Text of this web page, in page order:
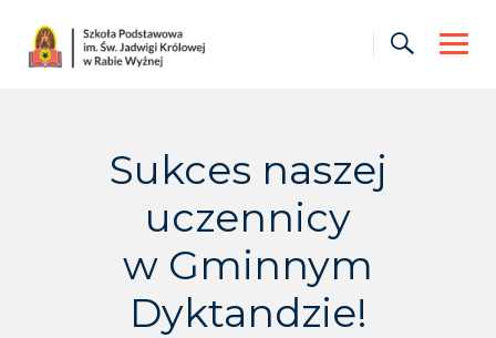
content
Sukces naszej
uczennicy
w Gminnym
Dyktandzie!